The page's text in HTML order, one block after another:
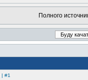
Полного
| #1